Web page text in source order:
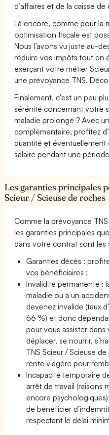
d’affaires et de la caisse
Là encore, comme pour la
optimisation fiscale est
Nous l’avons vu juste au-
réduire vos impôts tout en
exerçant votre métier
une prévoyance TNS.
Finalement, c'est un peu
sérénité concernant votre
maladie prolongé ? Avec
complémentaire, profitez
quantité et éventuellement
salaire pendant une
Les garanties principales
Scieur / Scieuse de roches
Comme la prévoyance
les garanties principales
dans votre contrat sont les
Garanties décès :
vos bénéficiaires ;
Invalidité permanente :
maladie ou à un
devenez invalide (taux
66 %) et donc
pour vous assister
déplacer, se nourrir,
TNS Scieur / Scieuse
rente viagère pour
Incapacité temporaire
arrêt de travail (raisons
encore
de bénéficier
respectant le délai